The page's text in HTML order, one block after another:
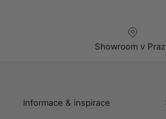
Showroom v
Informace & inspirace